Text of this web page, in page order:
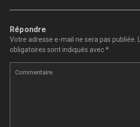
Répondre
Votre adresse e-mail ne sera pas publiée.
obligatoires sont indiqués avec*